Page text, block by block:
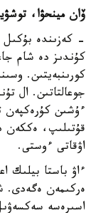
ۆان مينحۋا،
- كەزىندە بۇكىل
كۇندىز دە شام
كورىنبەيتىن.
جوعالتاتىن. ال
ءۇشىن كۇرەكپەن
قۇتىلىپ، ەككەن
اۋقاتى ءوستى.
ءاۋ باستا بيلىك
ەركىمەن ەگەدى.
اسىرەسە